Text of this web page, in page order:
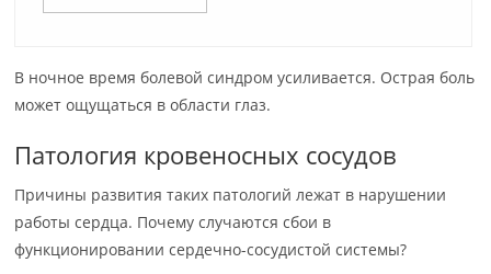
В ночное время болевой синдром усиливается. Острая боль
может ощущаться в области глаз.
Патология кровеносных сосудов
Причины развития таких патологий лежат в нарушении
работы сердца. Почему случаются сбои в
функционировании сердечно-сосудистой системы?